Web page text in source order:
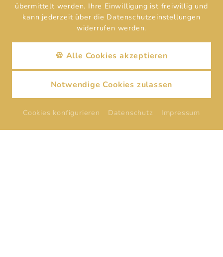
übermittelt werden. Ihre Einwilligung ist freiwillig und
kann jederzeit über die Datenschutzeinstellungen
widerrufen werden.
🍪 Alle Cookies akzeptieren
Notwendige Cookies zulassen
Cookies konfigurieren Datenschutz Impressum
ANFRAGEN BUCHEN